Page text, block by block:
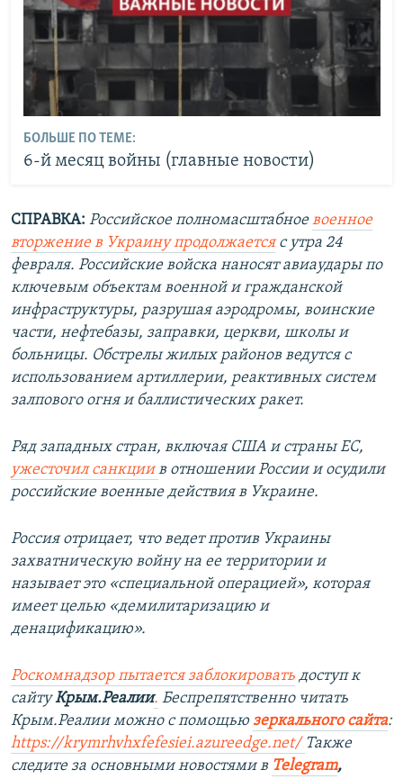
БОЛЬШЕ ПО ТЕМЕ:
6-й месяц войны (главные новости)
СПРАВКА: Российское полномасштабноевоенное
вторжение в Украину продолжаетсяс утра 24
февраля. Российские войска наносят авиаудары по
ключевым объектам военной и гражданской
инфраструктуры, разрушая аэродромы, воинские
части, нефтебазы, заправки, церкви, школы и
больницы. Обстрелы жилых районов ведутся с
использованием артиллерии, реактивных систем
залпового огня и баллистических ракет.
Ряд западных стран, включая США и страны ЕС,
ужесточил санкциив отношении России и осудили
российские военные действия в Украине.
Россия отрицает, что ведет против Украины
захватническую войну на ее территории и
называет это «специальной операцией», которая
имеет целью «демилитаризацию и
денацификацию».
Роскомнадзор пытается заблокировать доступ к
сайтуКрым.Реалии. Беспрепятственно читать
Крым.Реалии можно с помощью зеркального сайта:
https://krymrhvhxfefesiei.azureedge.net/ ​Также
следите за основными новостями в Telegram,